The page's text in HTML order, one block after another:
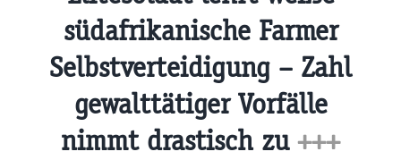
südafrikanische Farmer
Selbstverteidigung – Zahl
gewalttätiger Vorfälle
nimmt drastisch zu +++